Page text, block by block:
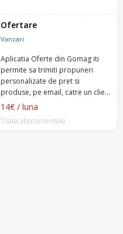
Ofertare
Vanzari
Aplicatia Oferte din Gomag iti
permite sa trimiti propuneri
personalizate de pret si
produse, pe email, catre un client
specific.
14€ / luna
Toate abonamentele